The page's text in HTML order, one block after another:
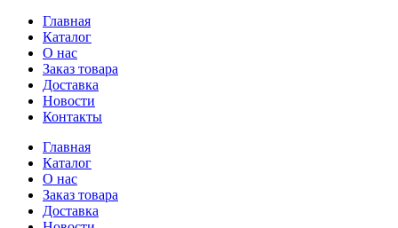
Главная
Каталог
О нас
Заказ товара
Доставка
Новости
Контакты
Главная
Каталог
О нас
Заказ товара
Доставка